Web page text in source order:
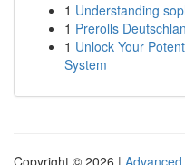
1 Understanding
1 Prerolls
1 Unlock Your
System
Copyright © 2026 |